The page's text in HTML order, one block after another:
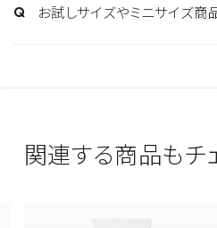
お試しサイズやミニサイズ商
商品によってお試しサイズの
関連する商品もチ